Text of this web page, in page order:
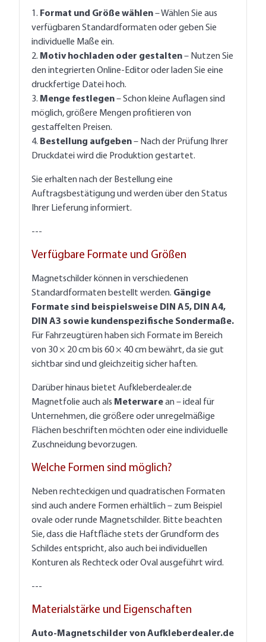
1. Format und Größe wählen– Wählen Sie aus
verfügbaren Standardformaten oder geben Sie
individuelle Maße ein.
2. Motiv hochladen oder gestalten– Nutzen Sie
den integrierten Online-Editor oder laden Sie eine
druckfertige Datei hoch.
3. Menge festlegen– Schon kleine Auflagen sind
möglich, größere Mengen profitieren von
gestaffelten Preisen.
4. Bestellung aufgeben– Nach der Prüfung Ihrer
Druckdatei wird die Produktion gestartet.
Sie erhalten nach der Bestellung eine
Auftragsbestätigung und werden über den Status
Ihrer Lieferung informiert.
---
Verfügbare Formate und Größen
Magnetschilder können in verschiedenen
Standardformaten bestellt werden. Gängige
Formate sind beispielsweise DIN A5, DIN A4,
DIN A3 sowie kundenspezifische Sondermaße.
Für Fahrzeugtüren haben sich Formate im Bereich
von 30 × 20 cm bis 60 × 40 cm bewährt, da sie gut
sichtbar sind und gleichzeitig sicher haften.
Darüber hinaus bietet Aufkleberdealer.de
Magnetfolie auch als Meterwarean – ideal für
Unternehmen, die größere oder unregelmäßige
Flächen beschriften möchten oder eine individuelle
Zuschneidung bevorzugen.
Welche Formen sind möglich?
Neben rechteckigen und quadratischen Formaten
sind auch andere Formen erhältlich – zum Beispiel
ovale oder runde Magnetschilder. Bitte beachten
Sie, dass die Haftfläche stets der Grundform des
Schildes entspricht, also auch bei individuellen
Konturen als Rechteck oder Oval ausgeführt wird.
---
Materialstärke und Eigenschaften
Auto-Magnetschilder von Aufkleberdealer.de